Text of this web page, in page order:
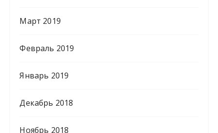
Март 2019
Февраль 2019
Январь 2019
Декабрь 2018
Ноябрь 2018